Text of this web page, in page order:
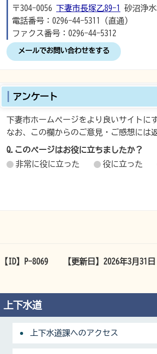
〒304-0056 下妻市長塚乙89-1
砂沼浄
電話番号：0296-44-5311（直通）
ファクス番号：0296-44-5312
メールでお問い合わせをする
アンケート
下妻市ホームページをより良いサイトに
なお、この欄からのご意見・ご感想には
Q.このページはお役に立ちましたか？
非常に役に立った
役に立った
【ID】 P-8069 【更新日】 2026年3月31日
上下水道
上下水道課へのアクセス